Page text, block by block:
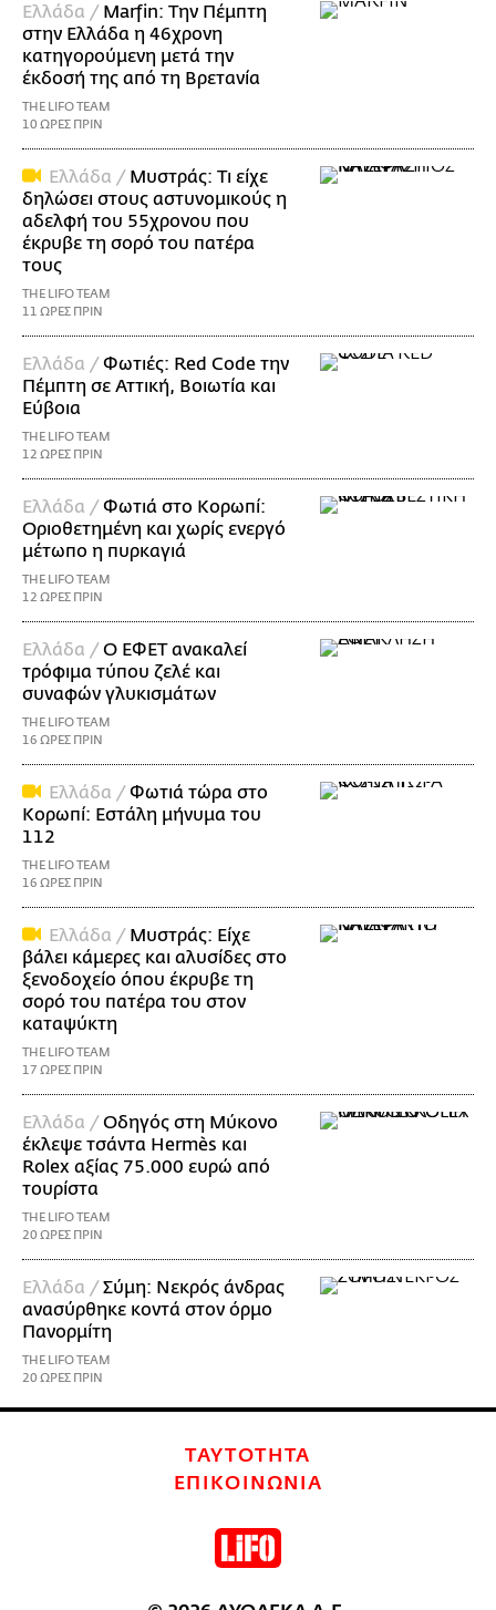
Ελλάδα / Marfin: Την Πέμπτη
στην Ελλάδα η 46χρονη
κατηγορούμενη μετά την
έκδοσή της από τη Βρετανία
THE LIFO TEAM
10 ΩΡΕΣ ΠΡΙΝ
Ελλάδα / Μυστράς: Τι είχε
δηλώσει στους αστυνομικούς η
αδελφή του 55χρονου που
έκρυβε τη σορό του πατέρα
τους
THE LIFO TEAM
11 ΩΡΕΣ ΠΡΙΝ
Ελλάδα /Φωτιές: Red Code την
Πέμπτη σε Αττική, Βοιωτία και
Εύβοια
THE LIFO TEAM
12 ΩΡΕΣ ΠΡΙΝ
Ελλάδα /Φωτιά στο Κορωπί:
Οριοθετημένη και χωρίς ενεργό
μέτωπο η πυρκαγιά
THE LIFO TEAM
12 ΩΡΕΣ ΠΡΙΝ
Ελλάδα /Ο ΕΦΕΤ ανακαλεί
τρόφιμα τύπου ζελέ και
συναφών γλυκισμάτων
THE LIFO TEAM
16 ΩΡΕΣ ΠΡΙΝ
Ελλάδα /Φωτιά τώρα στο
Κορωπί: Εστάλη μήνυμα του
112
THE LIFO TEAM
16 ΩΡΕΣ ΠΡΙΝ
Ελλάδα / Μυστράς: Είχε
βάλει κάμερες και αλυσίδες στο
ξενοδοχείο όπου έκρυβε τη
σορό του πατέρα του στον
καταψύκτη
THE LIFO TEAM
17 ΩΡΕΣ ΠΡΙΝ
Ελλάδα /Οδηγός στη Μύκονο
έκλεψε τσάντα Hermès και
Rolex αξίας 75.000 ευρώ από
τουρίστα
THE LIFO TEAM
20 ΩΡΕΣ ΠΡΙΝ
Ελλάδα /Σύμη: Νεκρός άνδρας
ανασύρθηκε κοντά στον όρμο
Πανορμίτη
THE LIFO TEAM
20 ΩΡΕΣ ΠΡΙΝ
ΤΑΥΤΟΤΗΤΑ
ΕΠΙΚΟΙΝΩΝΙΑ